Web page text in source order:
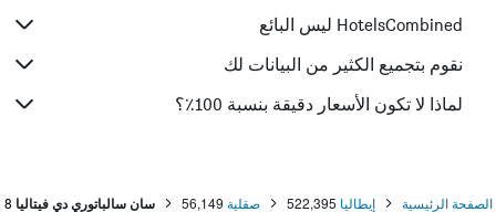
HotelsCombined ليس البائع
نقوم بتجميع الكثير من البيانات لك
لماذا لا تكون الأسعار دقيقة بنسبة 100٪؟
الصفحة الرئيسية إيطاليا 522,395 صقلية 56,149 سان سالباتوري دي فيتاليا 8